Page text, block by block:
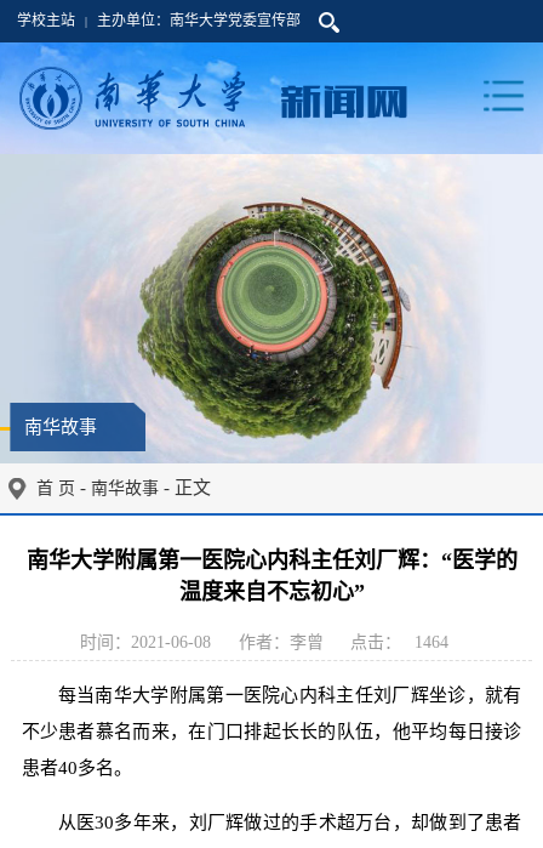
学校主站 | 主办单位：南华大学党委宣传部
南华故事
首 页 - 南华故事 - 正文
南华大学附属第一医院心内科主任刘厂辉：“医学的
温度来自不忘初心”
时间：2021-06-08 作者：李曾 点击： 1464
每当南华大学附属第一医院心内科主任刘厂辉坐诊，就有
不少患者慕名而来，在门口排起长长的队伍，他平均每日接诊
患者40多名。
从医30多年来，刘厂辉做过的手术超万台，却做到了患者